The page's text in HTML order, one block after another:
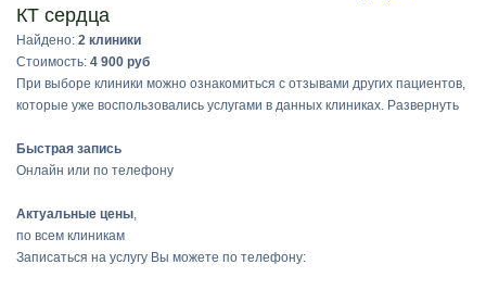
КТ сердца
Найдено: 2 клиники
Стоимость: 4 900 руб
При выборе клиники можно ознакомиться с отзывами других пациентов,
которые уже воспользовались услугами в данных клиниках. Развернуть
Быстрая запись
Онлайн или по телефону
Актуальные цены,
по всем клиникам
Записаться на услугу Вы можете по телефону: